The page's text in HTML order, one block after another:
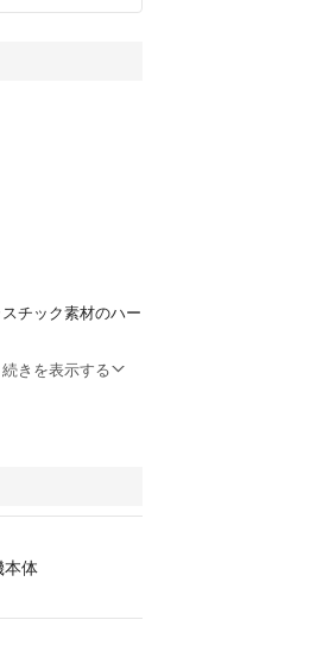
チック素材のハー
続きを表示する
本体